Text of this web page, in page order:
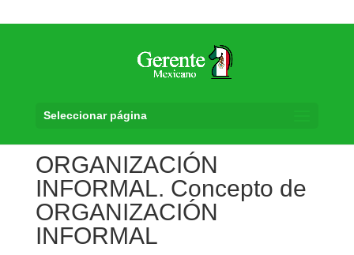
Seleccionar página
ORGANIZACIÓN
INFORMAL. Concepto de
ORGANIZACIÓN
INFORMAL